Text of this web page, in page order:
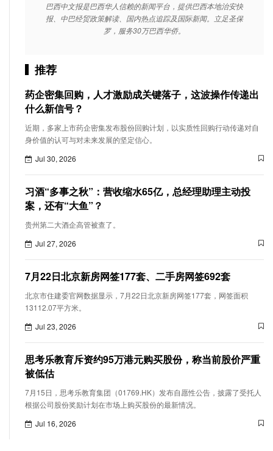
巴西中文报是巴西华人信赖的新闻平台，提供巴西本地治安快
报、中巴经贸政策解读、国内热点追踪及国际新闻。立足圣保
罗，服务30万巴西华侨。
推荐
药企密集回购，人才激励成关键落子，这波操作传递出
什么新信号？
近期，多家上市药企密集发布股份回购计划，以实质性回购行动传递对自
身价值的认可与对未来发展的坚定信心。
Jul 30, 2026
习酒“多事之秋”：营收缩水65亿，总经理助理主动投
案，还有“大鱼”？
贵州第二大酒企高管被查了。
Jul 27, 2026
7月22日北京新房网签177套、二手房网签692套
北京市住建委官网数据显示，7月22日北京新房网签177套，网签面积
13112.07平方米。
Jul 23, 2026
思考乐教育斥资约95万港元购买股份，称当前股价严重
被低估
7月15日，思考乐教育集团（01769.HK）发布自愿性公告，披露了受托人
根据公司股份奖励计划在市场上购买股份的最新情况。
Jul 16, 2026